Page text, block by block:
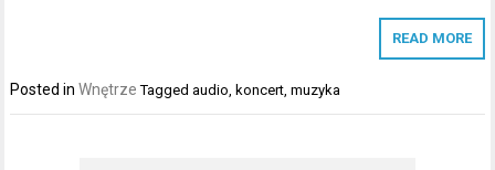
READ MORE
Posted inWnętrze Taggedaudio ,koncert ,muzyka